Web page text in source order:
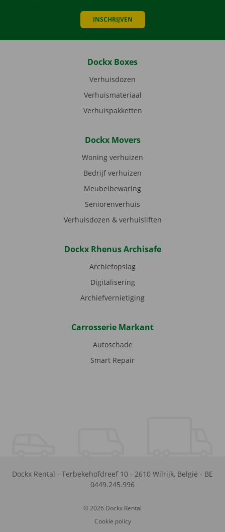
INSCHRIJVEN
Dockx Boxes
Verhuisdozen
Verhuismateriaal
Verhuispakketten
Dockx Movers
Woning verhuizen
Bedrijf verhuizen
Meubelbewaring
Seniorenverhuis
Verhuisdozen & verhuisliften
Dockx Rhenus Archisafe
Archiefopslag
Digitalisering
Archiefvernietiging
Carrosserie Markant
Autoschade
Smart Repair
Dockx Rental - Terbekehofdreef 10 - 2610 Wilrijk, België - BE
0449.245.996
© 2026 Dockx Rental
Cookie policy